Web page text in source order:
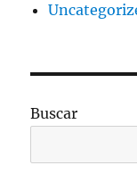
Buscar